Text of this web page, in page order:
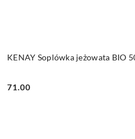
KENAY Soplówka jeżowata BIO
Cena:
71.00